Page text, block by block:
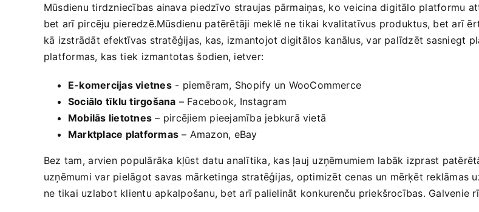
Mūsdienu tirdzniecības‍ ainava‌ piedzīvo⁣ straujas ‍pārmaiņas, ko veicina digitālo platformu
bet‌ arī pircēju pieredzē.Mūsdienu patērētāji meklē⁢ ne tikai ​kvalitatīvus produktus,​ bet arī‍
kā izstrādāt efektīvas stratēģijas, kas, izmantojot digitālos⁢ kanālus, var palīdzēt ​sasniegt
platformas, kas ⁢tiek ⁣izmantotas⁢ šodien,‌ ietver:
E-komercijas vietnes-‌ piemēram, Shopify un WooCommerce
Sociālo tīklu tirgošana – Facebook,⁣ Instagram
Mobilās lietotnes – pircējiem ⁤pieejamība jebkurā vietā
Marktplace platformas – Amazon, eBay
Bez tam,⁢ arvien populārāka kļūst datu analītika, ⁢kas ļauj uzņēmumiem​ labāk⁣ izprast
uzņēmumi var pielāgot savas ⁤mārketinga stratēģijas, optimizēt cenas​ un⁤ mērķēt reklāmas
ne tikai uzlabot klientu ⁣apkalpošanu, bet arī palielināt‌ konkurenču‌ priekšrocības. Galvenie